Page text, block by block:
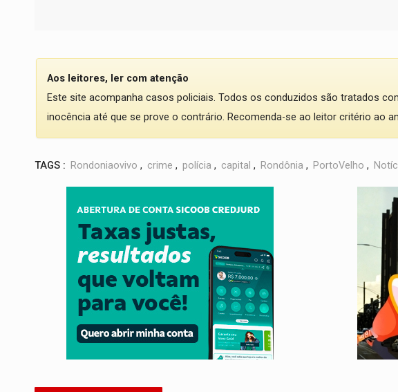
Aos leitores, ler com atenção
Este site acompanha casos policiais. Todos os conduzidos são tratados
inocência até que se prove o contrário. Recomenda-se ao leitor critério ao
TAGS : Rondoniaovivo , crime , polícia , capital , Rondônia , PortoVelho ,